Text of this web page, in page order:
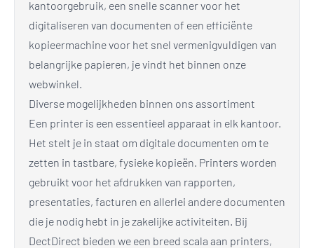
kantoorgebruik, een snelle scanner voor het
digitaliseren van documenten of een efficiënte
kopieermachine voor het snel vermenigvuldigen van
belangrijke papieren, je vindt het binnen onze
webwinkel.
Diverse mogelijkheden binnen ons assortiment
Een printer is een essentieel apparaat in elk kantoor.
Het stelt je in staat om digitale documenten om te
zetten in tastbare, fysieke kopieën. Printers worden
gebruikt voor het afdrukken van rapporten,
presentaties, facturen en allerlei andere documenten
die je nodig hebt in je zakelijke activiteiten. Bij
DectDirect bieden we een breed scala aan printers,